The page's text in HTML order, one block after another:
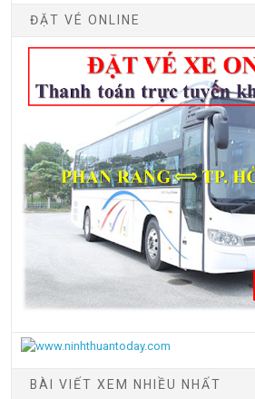
ĐẶT VÉ ONLINE
BÀI VIẾT XEM NHIỀU NHẤT